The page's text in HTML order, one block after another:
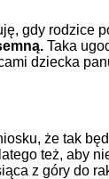
gdy rodzice
Taka
dziecka
że tak
też, aby
z góry do